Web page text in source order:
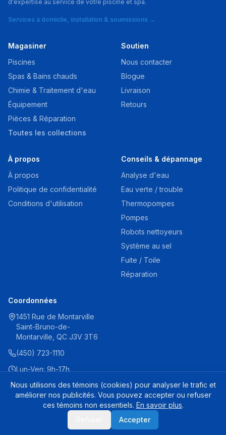
Carvin Jacuzzi Panier d'écumoire 43109206R
d'expertise au service de votre piscine et spa.
Services à domicile, installation & soumissions →
Magasiner
Piscines
Spas & Bains chauds
Chimie & Traitement d'eau
Équipement
Pièces & Réparation
Toutes les collections
Soutien
Nous contacter
Blogue
Livraison
Retours
À propos
À propos
Politique de confidentialité
Conditions d'utilisation
Conseils & dépannage
Analyse d'eau
Eau verte / trouble
Thermopompes
Pompes
Robots nettoyeurs
Système au sel
Fuite / Toile
Réparation
Coordonnées
1451 Rue de Montarville
Saint-Bruno-de-
Montarville, QC J3V 3T6
(450) 723-1110
Lun-Ven: 9h-17h
© 2025 Destination Piscine Aide. Tous droits réservés.
Nous utilisons des témoins (cookies) pour analyser le trafic et
améliorer nos publicités. Vous pouvez accepter ou refuser
ces témoins non essentiels. En savoir plus.
Accepter